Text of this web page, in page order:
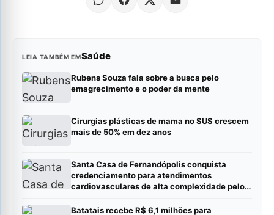
LEIA TAMBÉM EMSaúde
Rubens Souza fala sobre a busca pelo
emagrecimento e o poder da mente
Cirurgias plásticas de mama no SUS crescem
mais de 50% em dez anos
Santa Casa de Fernandópolis conquista
credenciamento para atendimentos
cardiovasculares de alta complexidade pelo
Batatais recebe R$ 6,1 milhões para